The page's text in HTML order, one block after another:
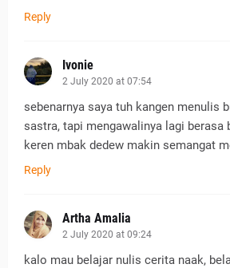
Reply
Ivonie
2 July 2020 at 07:54
sebenarnya saya tuh kangen menulis
sastra, tapi mengawalinya lagi berasa
keren mbak dedew makin semangat
Reply
Artha Amalia
2 July 2020 at 09:24
kalo mau belajar nulis cerita naak,